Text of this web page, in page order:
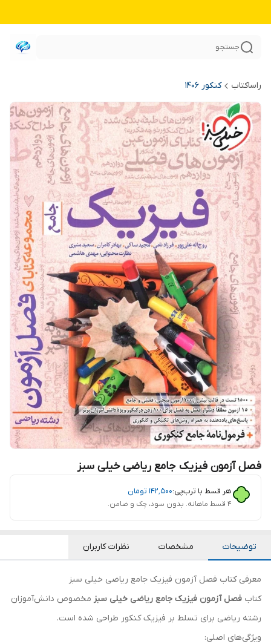
جستجو
راساکتاب کنکور 140۶
فصل آزمون فیزیک جامع ریاضی خیلی سبز
هر قسط با ترب‌پی:۱۴۲٬۵۰۰ تومان
۴ قسط ماهانه. بدون سود، چک و ضامن.
توضیحات مشخصات نظرات کاربران
معرفی کتاب فصل آزمون فیزیک جامع ریاضی خیلی سبز
کتاب فصل آزمون فیزیک جامع ریاضی خیلی سبز مخصوص دانش‌آموزان
رشته ریاضی برای تسلط بر فیزیک کنکور طراحی شده است.
ویژگی‌های اصلی: